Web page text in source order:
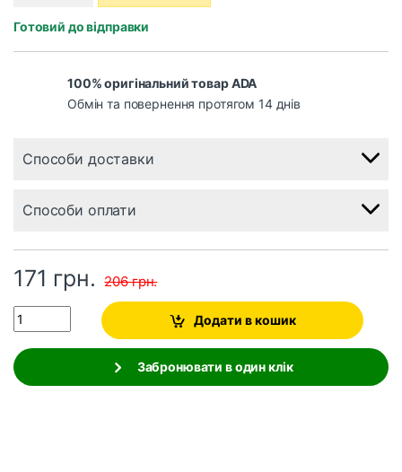
Готовий до відправки
100% оригінальний товар ADA
Обмін та повернення протягом 14 днів
Способи доставки
Способи оплати
171 грн. 206грн.
Quantity
Додати в кошик
Забронювати в один клік